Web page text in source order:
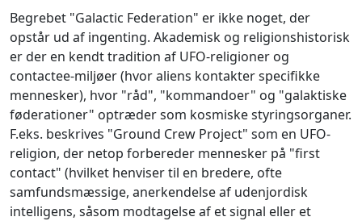
Begrebet "Galactic Federation" er ikke noget, der
opstår ud af ingenting. Akademisk og religionshistorisk
er der en kendt tradition af UFO-religioner og
contactee-miljøer (hvor aliens kontakter specifikke
mennesker), hvor "råd", "kommandoer" og "galaktiske
føderationer" optræder som kosmiske styringsorganer.
F.eks. beskrives "Ground Crew Project" som en UFO-
religion, der netop forbereder mennesker på "first
contact" (hvilket henviser til en bredere, ofte
samfundsmæssige, anerkendelse af udenjordisk
intelligens, såsom modtagelse af et signal eller et